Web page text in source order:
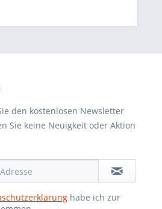
den kostenlosen Newsletter
Sie keine Neuigkeit oder Aktion
habe ich zur